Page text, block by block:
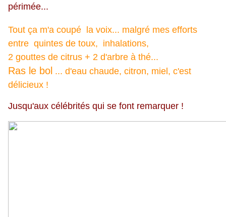
périmée...
Tout ça m'a coupé la voix... malgré mes efforts
entre quintes de toux, inhalations,
2 gouttes de citrus + 2 d'arbre à thé...
Ras le bol ... d'eau chaude, citron, miel, c'est
délicieux !
Jusqu'aux célébrités qui se font remarquer !